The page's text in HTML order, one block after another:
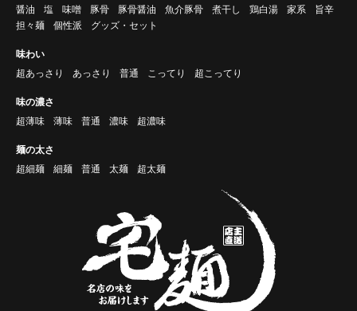
醤油
塩 味噌 豚骨 豚骨醤油 魚介豚骨 煮干し 鶏白湯 家系
旨辛
担々麺
個性派 グッズ・セット
味わい
超あっさり
あっさり 普通 こってり 超こってり
味の濃さ
超薄味
薄味 普通 濃味 超濃味
麺の太さ
超細麺
細麺 普通 太麺 超太麺